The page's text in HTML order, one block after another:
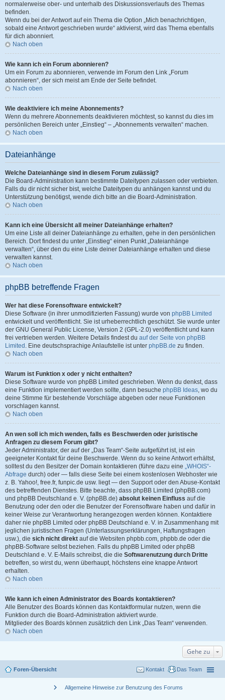
normalerweise ober- und unterhalb des Diskussionsverlaufs des Themas
befinden.
Wenn du bei der Antwort auf ein Thema die Option „Mich benachrichtigen,
sobald eine Antwort geschrieben wurde“ aktivierst, wird das Thema ebenfalls
für dich abonniert.
Nach oben
Wie kann ich ein Forum abonnieren?
Um ein Forum zu abonnieren, verwende im Forum den Link „Forum
abonnieren“, der sich meist am Ende der Seite befindet.
Nach oben
Wie deaktiviere ich meine Abonnements?
Wenn du mehrere Abonnements deaktivieren möchtest, so kannst du dies im
persönlichen Bereich unter „Einstieg“ – „Abonnements verwalten“ machen.
Nach oben
Dateianhänge
Welche Dateianhänge sind in diesem Forum zulässig?
Die Board-Administration kann bestimmte Dateitypen zulassen oder verbieten.
Falls du dir nicht sicher bist, welche Dateitypen du anhängen kannst und du
Unterstützung benötigst, wende dich bitte an die Board-Administration.
Nach oben
Kann ich eine Übersicht all meiner Dateianhänge erhalten?
Um eine Liste all deiner Dateianhänge zu erhalten, gehe in den persönlichen
Bereich. Dort findest du unter „Einstieg“ einen Punkt „Dateianhänge
verwalten“, über den du eine Liste deiner Dateianhänge erhalten und diese
verwalten kannst.
Nach oben
phpBB betreffende Fragen
Wer hat diese Forensoftware entwickelt?
Diese Software (in ihrer unmodifizierten Fassung) wurde von phpBB Limited
entwickelt und veröffentlicht. Sie ist urheberrechtlich geschützt. Sie wurde unter
der GNU General Public License, Version 2 (GPL-2.0) veröffentlicht und kann
frei vertrieben werden. Weitere Details findest du auf der Seite von phpBB
Limited . Eine deutschsprachige Anlaufstelle ist unter phpBB.de zu finden.
Nach oben
Warum ist Funktion x oder y nicht enthalten?
Diese Software wurde von phpBB Limited geschrieben. Wenn du denkst, dass
eine Funktion implementiert werden sollte, dann besuche phpBB Ideas, wo du
deine Stimme für bestehende Vorschläge abgeben oder neue Funktionen
vorschlagen kannst.
Nach oben
An wen soll ich mich wenden, falls es Beschwerden oder juristische
Anfragen zu diesem Forum gibt?
Jeder Administrator, der auf der „Das Team“-Seite aufgeführt ist, ist ein
geeigneter Kontakt für deine Beschwerde. Wenn du so keine Antwort erhältst,
solltest du den Besitzer der Domain kontaktieren (führe dazu eine „WHOIS“-
Abfrage durch) oder — falls diese Seite bei einem kostenlosen Webhoster wie
z. B. Yahoo!, free.fr, funpic.de usw. liegt — den Support oder den Abuse-Kontakt
des betreffenden Dienstes. Bitte beachte, dass phpBB Limited (phpBB.com)
und phpBB Deutschland e. V. (phpBB.de) absolut keinen Einfluss auf die
Benutzung oder den oder die Benutzer der Forensoftware haben und dafür in
keiner Weise zur Verantwortung herangezogen werden können. Kontaktiere
daher nie phpBB Limited oder phpBB Deutschland e. V. in Zusammenhang mit
jeglichen juristischen Fragen (Unterlassungserklärungen, Haftungsfragen
usw.), die sich nicht direkt auf die Websiten phpbb.com, phpbb.de oder die
phpBB-Software selbst beziehen. Falls du phpBB Limited oder phpBB
Deutschland e. V. E-Mails schreibst, die die Softwarenutzung durch Dritte
betreffen, so wirst du, wenn überhaupt, höchstens eine knappe Antwort
erhalten.
Nach oben
Wie kann ich einen Administrator des Boards kontaktieren?
Alle Benutzer des Boards können das Kontaktformular nutzen, wenn die
Funktion durch die Board-Administration aktiviert wurde.
Mitglieder des Boards können zusätzlich den Link „Das Team“ verwenden.
Nach oben
Gehe zu
Foren-Übersicht Das Team
Kontakt
chevron_right Allgemeine Hinweise zur Benutzung des Forums